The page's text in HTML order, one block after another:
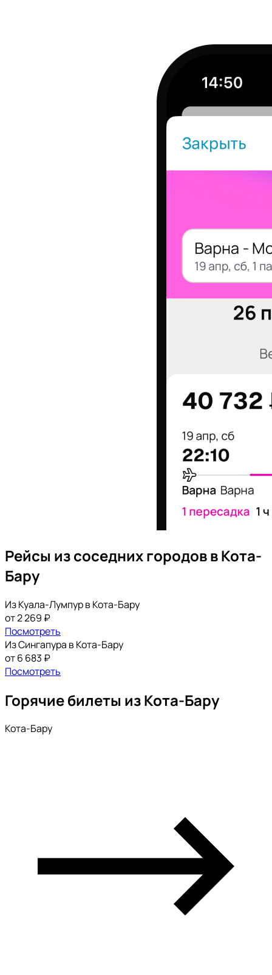
Рейсы из соседних городов в Кота-
Бару
Из Куала-Лумпур в Кота-Бару
от 2 269 ₽
Посмотреть
Из Сингапура в Кота-Бару
от 6 683 ₽
Посмотреть
Горячие билеты из Кота-Бару
Кота-Бару